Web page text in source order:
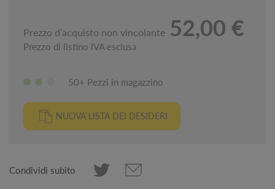
Prezzo d’acquisto non vincolante 52,00 €
Prezzo di listino IVA esclusa
50+ Pezzi in magazzino
NUOVA LISTA DEI DESIDERI
Condividi subito